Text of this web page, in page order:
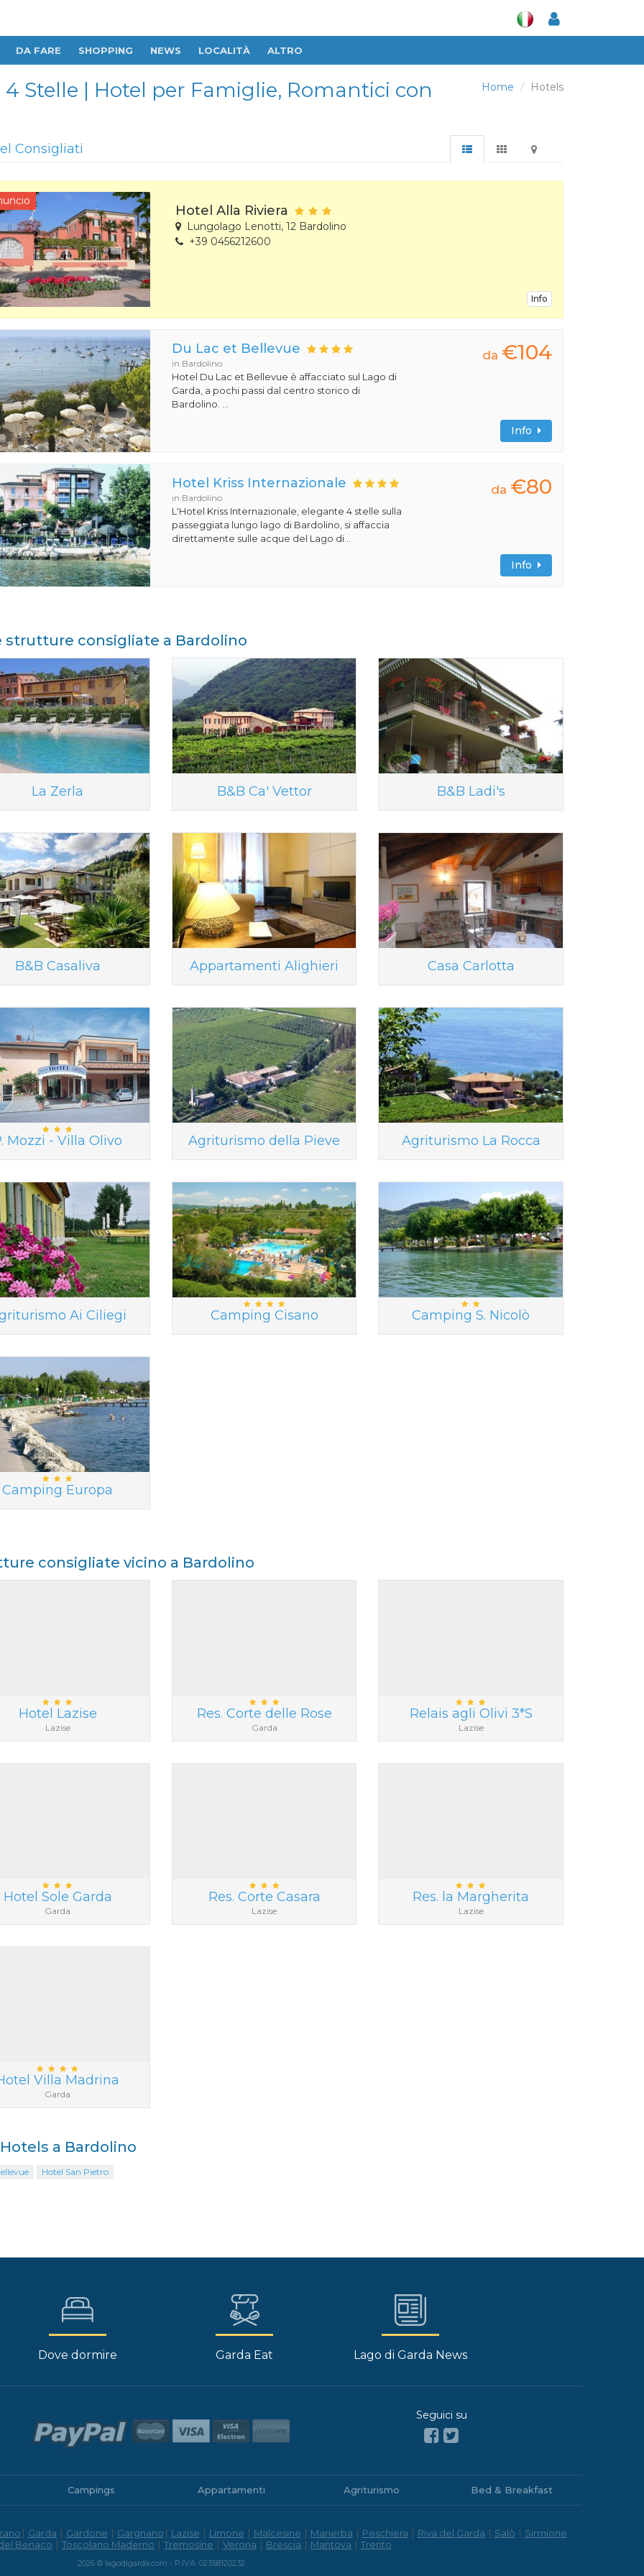
DA FARE SHOPPING NEWS LOCALITÀ ALTRO
Home Hotels
Stelle | Hotel per Famiglie, Romantici con
Consigliati
Hotel Alla Riviera
Lungolago Lenotti, 12 Bardolino
+39 0456212600
Info
Du Lac et Bellevue
in Bardolino
Hotel Du Lac et Bellevue è affacciato sul Lago di
Garda, a pochi passi dal centro storico di
Bardolino. ...
da €104
Info
Hotel Kriss Internazionale
in Bardolino
L'Hotel Kriss Internazionale, elegante 4 stelle sulla
passeggiata lungo lago di Bardolino, si affaccia
direttamente sulle acque del Lago di...
da €80
Info
strutture consigliate a Bardolino
La Zerla B&B Ca' Vettor B&B Ladi's
B&B Casaliva Appartamenti Alighieri Casa Carlotta
Mozzi - Villa Olivo Agriturismo della Pieve Agriturismo La Rocca
Ai Ciliegi Camping Cisano Camping S. Nicolò
Camping Europa
consigliate vicino a Bardolino
Hotel Lazise
Lazise
Res. Corte delle Rose
Garda
Relais agli Olivi 3*S
Lazise
Hotel Sole Garda
Garda
Res. Corte Casara
Lazise
Res. la Margherita
Lazise
Villa Madrina
Garda
a Bardolino
Hotel San Pietro
Dove dormire Garda Eat Lago di Garda News
Seguici su
Campings Appartamenti Agriturismo Bed & Breakfast
| Garda | Gardone | Gargnano | Lazise | Limone | Malcesine | Manerba | Peschiera | Riva del Garda | Salò | Sirmione
Benaco | Toscolano Maderno | Tremosine | Verona | Brescia | Mantova | Trento
2026 © lagodigarda.com - P.IVA: 02358120232